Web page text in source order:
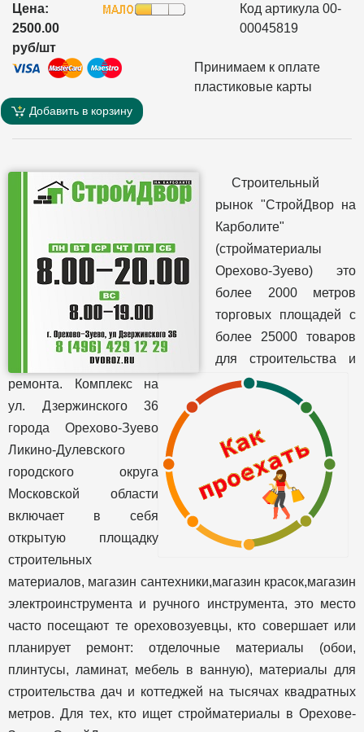
Цена:
2500.00
руб/шт
Код артикула 00-
00045819
Принимаем к оплате
пластиковые карты
Добавить в корзину
Строительный
рынок "СтройДвор на
Карболите"
(стройматериалы
Орехово-Зуево) это
более 2000 метров
торговых площадей с
более 25000 товаров
для строительства и
ремонта. Комплекс на
ул. Дзержинского 36
города Орехово-Зуево
Ликино-Дулевского
городского округа
Московской области
включает в себя
открытую площадку
строительных
материалов, магазин сантехники,магазин красок,магазин
электроинструмента и ручного инструмента, это место
часто посещают те ореховозуевцы, кто совершает или
планирует ремонт: отделочные материалы (обои,
плинтусы, ламинат, мебель в ванную), материалы для
строительства дач и коттеджей на тысячах квадратных
метров. Для тех, кто ищет стройматериалы в Орехове-